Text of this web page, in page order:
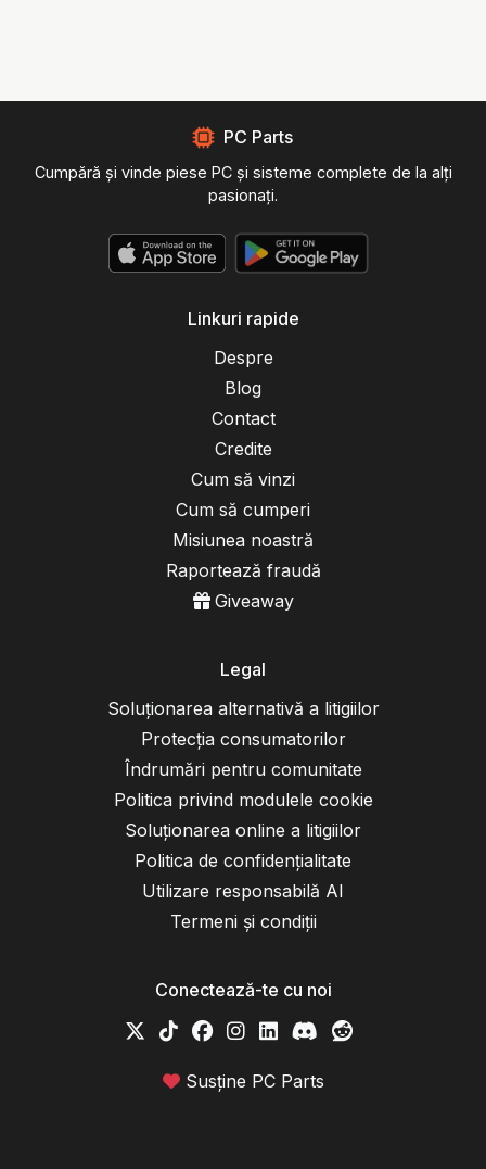
PC Parts
Cumpără și vinde piese PC și sisteme complete de la alți
pasionați.
Linkuri rapide
Despre
Blog
Contact
Credite
Cum să vinzi
Cum să cumperi
Misiunea noastră
Raportează fraudă
Giveaway
Legal
Soluționarea alternativă a litigiilor
Protecția consumatorilor
Îndrumări pentru comunitate
Politica privind modulele cookie
Soluționarea online a litigiilor
Politica de confidențialitate
Utilizare responsabilă AI
Termeni și condiții
Conectează-te cu noi
Susține PC Parts